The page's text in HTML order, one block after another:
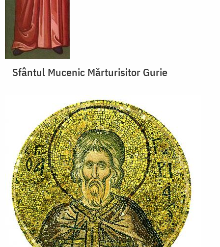
Sfântul Mucenic Mărturisitor Gurie